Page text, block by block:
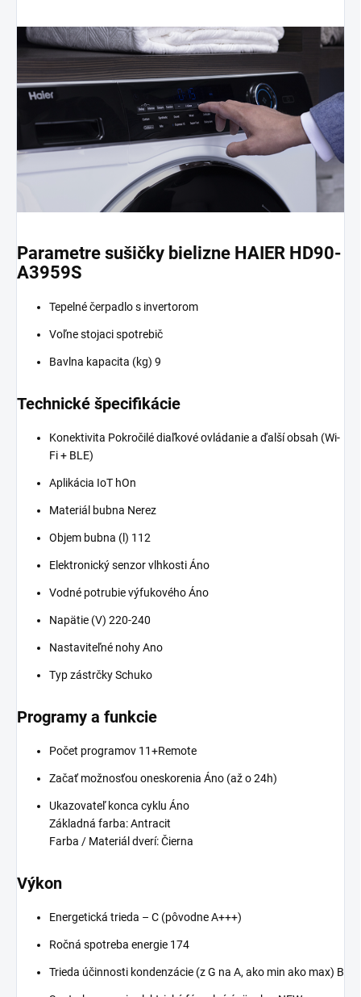
Parametre sušičky bielizne HAIER HD90-
A3959S
Tepelné čerpadlo s invertorom
Voľne stojaci spotrebič
Bavlna kapacita (kg) 9
Technické špecifikácie
Konektivita Pokročilé diaľkové ovládanie a ďalší obsah (Wi-
Fi + BLE)
Aplikácia IoT hOn
Materiál bubna Nerez
Objem bubna (l) 112
Elektronický senzor vlhkosti Áno
Vodné potrubie výfukového Áno
Napätie (V) 220-240
Nastaviteľné nohy Ano
Typ zástrčky Schuko
Programy a funkcie
Počet programov 11+Remote
Začať možnosťou oneskorenia Áno (až o 24h)
Ukazovateľ konca cyklu Áno
Základná farba: Antracit
Farba / Materiál dverí: Čierna
Výkon
Energetická trieda – C (pôvodne A+++)
Ročná spotreba energie 174
Trieda účinnosti kondenzácie (z G na A, ako min ako max) B